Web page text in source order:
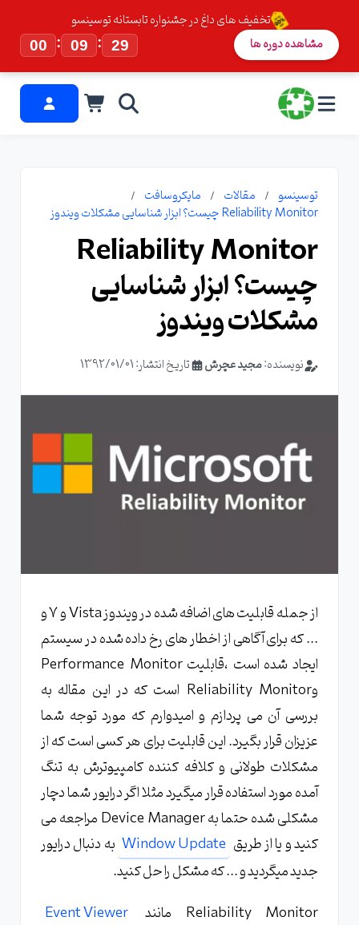
تخفیف های داغ در جشنواره تابستانه توسینسو
00
: 09 : 28 مشاهده دوره ها
توسینسو مقالات
مایکروسافت
Reliability Monitor چیست؟ ابزار شناسایی مشکلات ویندوز
Reliability Monitor
چیست؟ ابزار شناسایی
مشکلات ویندوز
نویسنده:مجید عچرش تاریخ انتشار: 1392/01/01
از جمله قابلیت های اضافه شده در ویندوز Vista و 7 و
... که برای آگاهی از اخطار های رخ داده شده در سیستم
ایجاد شده است ،قابلیت Performance Monitor
وReliability Monitor است که در این مقاله به
بررسی آن می پردازم و امیدوارم که مورد توجه شما
عزیزان قرار بگیرد. این قابلیت برای هر کسی است که از
مشکلات طولانی و کلافه کننده کامپیوترش به تنگ
آمده مورد استفاده قرار میگیرد مثلا اگر درایور شما دچار
مشکلی شده حتما به Device Manager مراجعه می
کنید و یا از طریق Window Update به دنبال درایور
جدید میگردید و ... که مشکل را حل کنید.
Reliability Monitor مانند
Event Viewer